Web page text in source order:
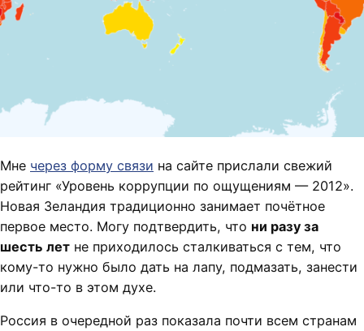
Мне через форму связи на сайте прислали свежий
рейтинг «Уровень коррупции по ощущениям — 2012».
Новая Зеландия традиционно занимает почётное
первое место. Могу подтвердить, что ни разу за
шесть лет не приходилось сталкиваться с тем, что
кому-то нужно было дать на лапу, подмазать, занести
или что-то в этом духе.
Россия в очередной раз показала почти всем странам